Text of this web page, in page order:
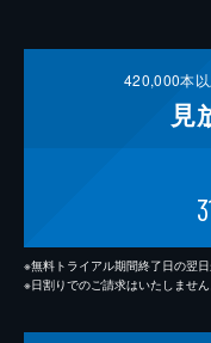
420,000本
見
※無料トライアル期間終了日の翌
※日割りでのご請求はいたしません